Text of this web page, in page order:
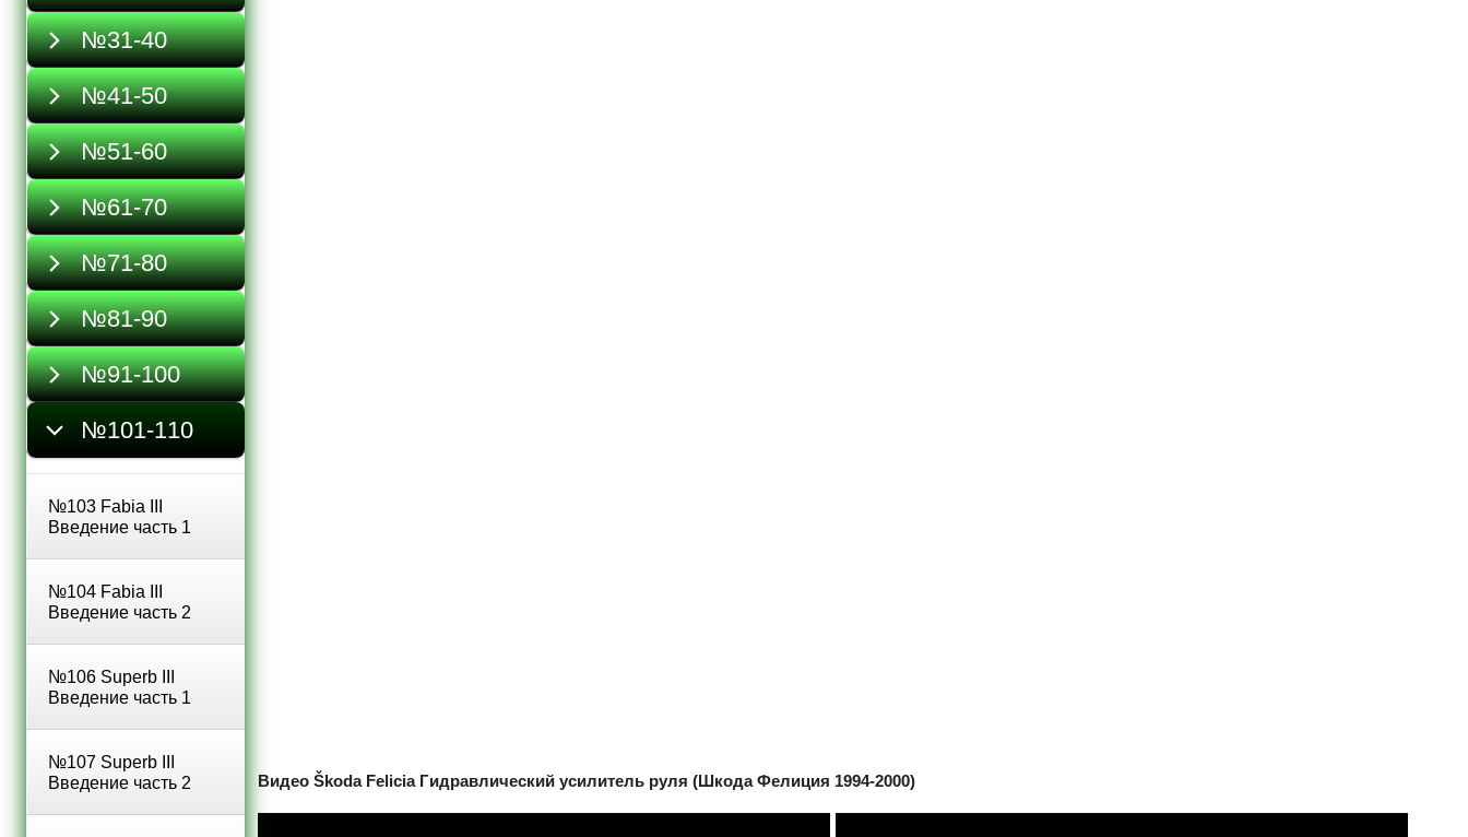
№31-40
№41-50
№51-60
№61-70
№71-80
№81-90
№91-100
№101-110
№103 Fabia III
Введение часть 1
№104 Fabia III
Введение часть 2
№106 Superb III
Введение часть 1
№107 Superb III
Введение часть 2
Видео Škoda Felicia Гидравлический усилитель руля (Шкода Фелиция 1994-2000)